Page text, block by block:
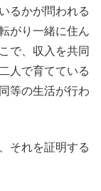
るかが問われる
がり一緒に住ん
で、収入を共同
人で育てている
等の生活が行わ
それを証明する